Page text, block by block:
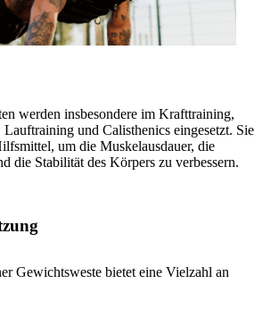
werden insbesondere im Krafttraining,
und Calisthenics eingesetzt. Sie
um die Muskelausdauer, die
die Stabilität des Körpers zu verbessern.
Gewichtsweste bietet eine Vielzahl an